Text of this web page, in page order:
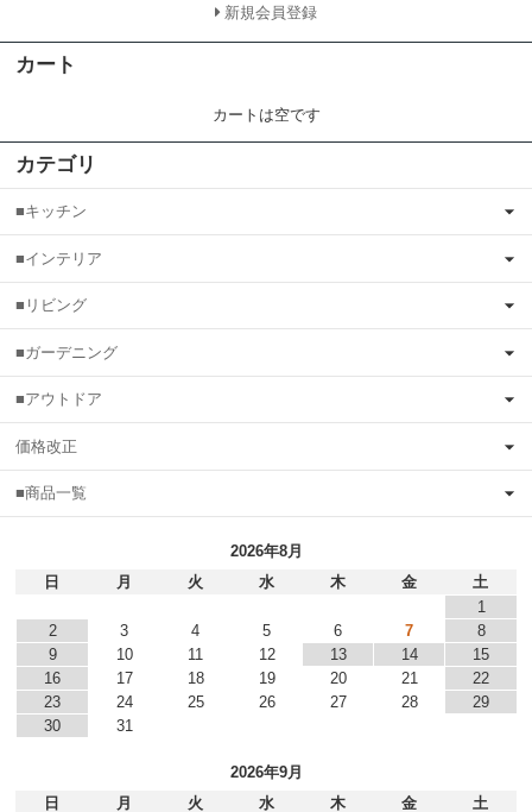
新規会員登録
カート
カートは空です
カテゴリ
■キッチン
■インテリア
■リビング
■ガーデニング
■アウトドア
価格改正
■商品一覧
2026年8月
日
月 火 水 木 金
土
1
2
3 4 5 6 7
8
9
10 11 12 13 14
15
16
17 18 19 20 21
22
23
24 25 26 27 28
29
30
31
2026年9月
日
月 火 水 木 金 土